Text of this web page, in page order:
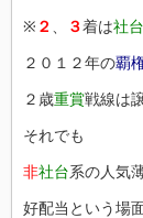
※ ２ ３着は社
２０１２年の覇
２歳重賞戦線は
それでも
非社台系の人気
好配当という場